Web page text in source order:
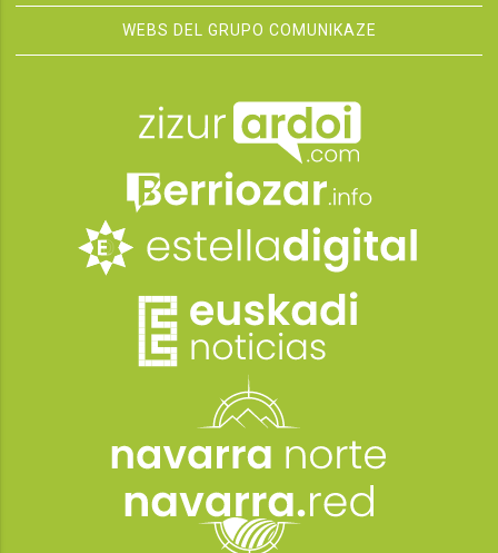
WEBS DEL GRUPO COMUNIKAZE